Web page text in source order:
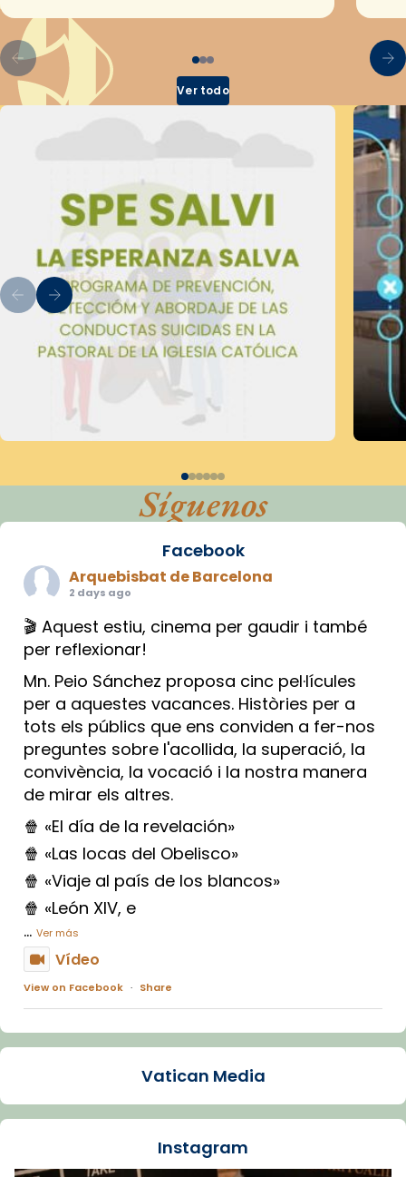
Ver todo
Síguenos
Facebook
Arquebisbat de Barcelona
2 days ago
🎬 Aquest estiu, cinema per gaudir i també
per reflexionar!
Mn. Peio Sánchez proposa cinc pel·lícules
per a aquestes vacances. Històries per a
tots els públics que ens conviden a fer-nos
preguntes sobre l'acollida, la superació, la
convivència, la vocació i la nostra manera
de mirar els altres.
🍿 «El día de la revelación»
🍿 «Las locas del Obelisco»
🍿 «Viaje al país de los blancos»
🍿 «León XIV, e
... Ver más
Vídeo
View on Facebook · Share
Arquebisbat de Barcelona
La Carmina va patir depressió. Fa gairebé
dos mesos, a l'Estadi Lluís Companys, la
Vatican Media
Instagram